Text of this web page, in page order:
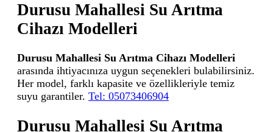
Durusu Mahallesi Su Arıtma
Cihazı Modelleri
Durusu Mahallesi Su Arıtma Cihazı Modelleri
arasında ihtiyacınıza uygun seçenekleri bulabilirsiniz.
Her model, farklı kapasite ve özellikleriyle temiz
suyu garantiler. Tel: 05073406904
Durusu Mahallesi Su Arıtma